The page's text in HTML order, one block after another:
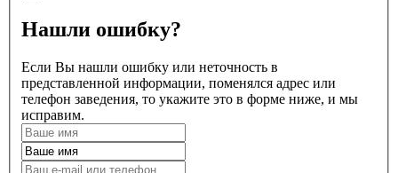
Нашли ошибку?
Если Вы нашли ошибку или неточность в
представленной информации, поменялся адрес или
телефон заведения, то укажите это в форме ниже, и мы
исправим.